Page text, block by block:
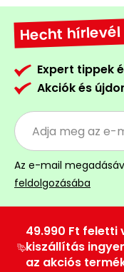
Hecht hírlevél
Expert tippek
Akciók és
Az e-mail
feldolgozásába
49.990 Ft feletti
kiszállítás
az akciós